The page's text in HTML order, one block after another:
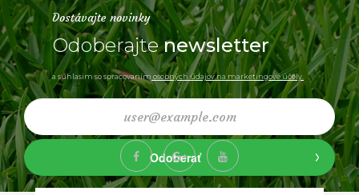
Dostávajte novinky
Odoberajtenewsletter
a súhlasim so spracovaním osobných údajov na marketingové účely.
Odoberať